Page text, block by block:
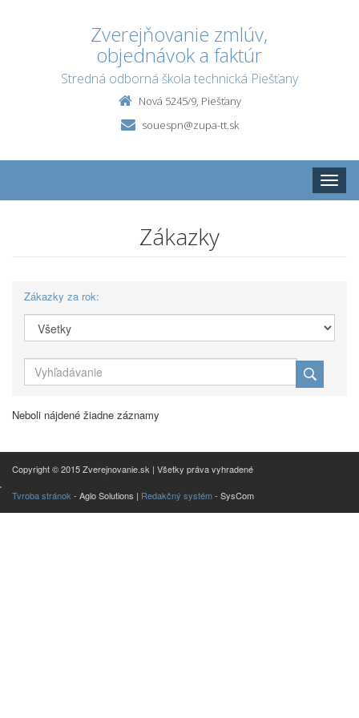
Zverejňovanie zmlúv,
objednávok a faktúr
Stredná odborná škola technická Piešťany
Nová 5245/9, Piešťany
souespn@zupa-tt.sk
Toggle
Zákazky
Zákazky za rok:
Neboli nájdené žiadne záznamy
Copyright © 2015 Zverejnovanie.sk | Všetky práva vyhradené
Tvroba stránok - Aglo Solutions | Redakčný systém- SysCom